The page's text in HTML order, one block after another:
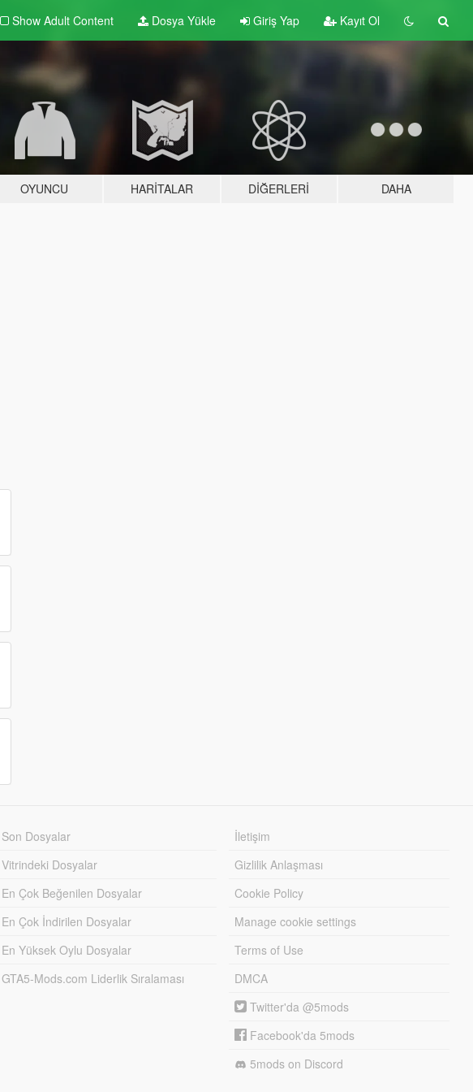
Show Adult Content Dosya Yükle Giriş Yap Kayıt Ol
OYUNCU HARITALAR DIĞERLERI DAHA
Son Dosyalar
Vitrindeki Dosyalar
En Çok Beğenilen Dosyalar
En Çok İndirilen Dosyalar
En Yüksek Oylu Dosyalar
GTA5-Mods.com Liderlik Sıralaması
İletişim
Gizlilik Anlaşması
Cookie Policy
Manage cookie settings
Terms of Use
DMCA
Twitter'da @5mods
Facebook'da 5mods
5mods on Discord